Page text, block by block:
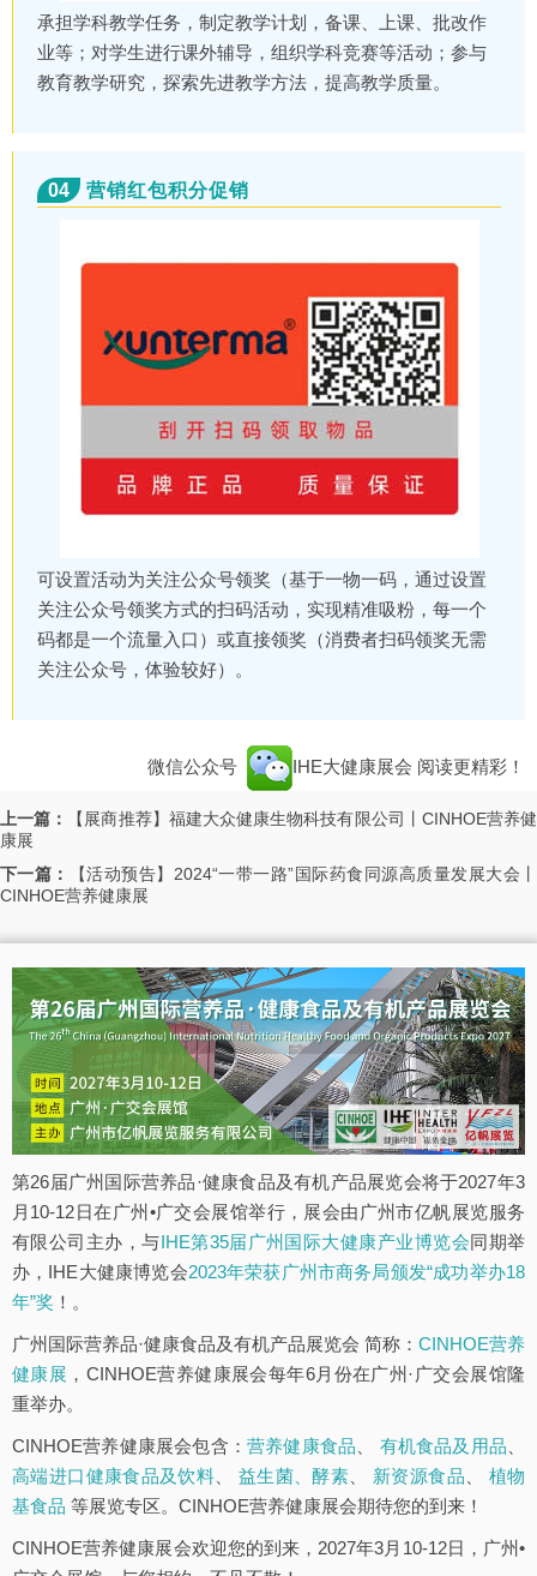
承担学科教学任务，制定教学计划，备课、上课、批改作
业等；对学生进行课外辅导，组织学科竞赛等活动；参与
教育教学研究，探索先进教学方法，提高教学质量。
04 营销红包积分促销
可设置活动为关注公众号领奖（基于一物一码，通过设置
关注公众号领奖方式的扫码活动，实现精准吸粉，每一个
码都是一个流量入口）或直接领奖（消费者扫码领奖无需
关注公众号，体验较好）。
微信公众号 IHE大健康展会 阅读更精彩！
上一篇：
【展商推荐】福建大众健康生物科技有限公司丨CINHOE营养健
康展
下一篇：
【活动预告】2024“一带一路”国际药食同源高质量发展大会丨
CINHOE营养健康展
第26届广州国际营养品·健康食品及有机产品展览会将于2027年3
月10-12日在广州•广交会展馆举行，展会由广州市亿帆展览服务
有限公司主办，与IHE第35届广州国际大健康产业博览会同期举
办，IHE大健康博览会2023年荣获广州市商务局颁发“成功举办18
年”奖 ！。
广州国际营养品·健康食品及有机产品展览会 简称： CINHOE营养
健康展 ，CINHOE营养健康展会每年6月份在广州·广交会展馆隆
重举办。
CINHOE营养健康展会包含： 营养健康食品 有机食品及用品
高端进口健康食品及饮料
益生菌、酵素 新资源食品
植物
基食品 等展览专区。CINHOE营养健康展会期待您的到来！
CINHOE营养健康展会欢迎您的到来，2027年3月10-12日，广州•